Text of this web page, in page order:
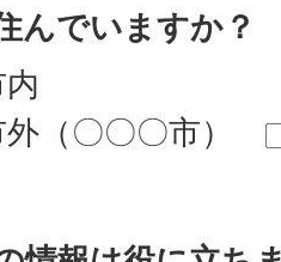
んでいますか？
（〇〇〇市）